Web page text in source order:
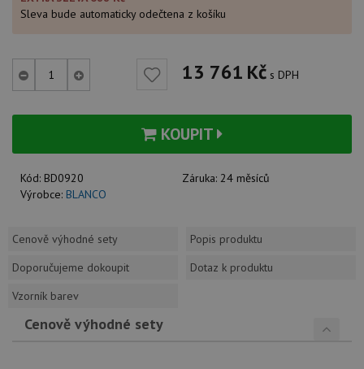
Sleva bude automaticky odečtena z košíku
13 761 Kč s DPH
KOUPIT
Kód: BD0920 Záruka: 24 měsíců
Výrobce: BLANCO
Cenově výhodné sety
Popis produktu
Doporučujeme dokoupit
Dotaz k produktu
Vzorník barev
Cenově výhodné sety